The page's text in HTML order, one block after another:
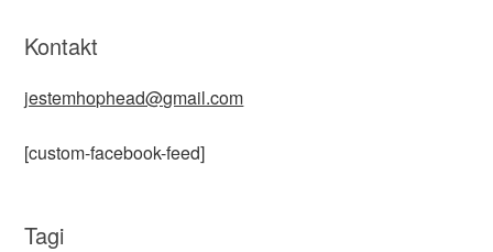
Kontakt
jestemhophead@gmail.com
[custom-facebook-feed]
Tagi